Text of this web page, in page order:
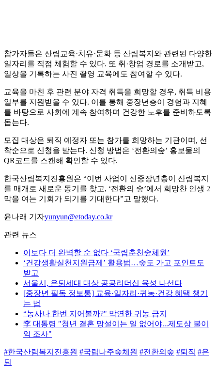
참가자들은 산림교육·치유·문화 등 산림복지와 관련된 다양한
일자리를 직접 체험할 수 있다. 또 취·창업 경로를 소개받고,
일상을 기록하는 사진 촬영 교육에도 참여할 수 있다.
교육을 마친 후 관련 분야 자격 취득을 희망할 경우, 취득 비용
일부를 지원받을 수 있다. 이를 통해 중장년층이 경험과 지혜
를 바탕으로 사회에 계속 참여하며 건강한 노후를 준비하도록
돕는다.
모집 대상은 퇴직 예정자 또는 참가를 희망하는 기관이며, 선
착순으로 신청을 받는다. 신청 방법은 ‘전환의숲’ 홍보물의
QR코드를 스캔해 확인할 수 있다.
한국산림복지진흥원은 “이번 사업이 신중장년층이 산림복지
를 매개로 새로운 동기를 찾고, ‘전환의 숲’에서 희망찬 인생 2
막을 여는 기회가 되기를 기대한다”고 말했다.
윤나래 기자yunyun@etoday.co.kr
관련 뉴스
이보다 더 완벽할 순 없다 ‘국립춘천숲체원’
‘건강생활실천지원금제’ 활용법…숲도 가고 포인트도
받고
서울시, 은퇴세대 대상 공공리더십 육성 나선다
[중장년 필독 정보통] 교육·일자리·귀농·건강 혜택 챙기
는 법
“농사나 한번 지어볼까?" 막연한 귀농 금지
李 대통령 "청년 결혼 망설이는 일 없어야...제도상 불이
익 조사"
#한국산림복지진흥원 #국립나주숲체원 #전환의숲 #퇴직 #은
퇴